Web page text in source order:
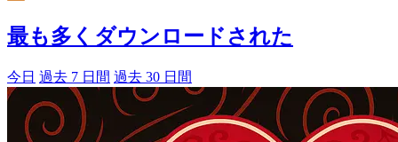
最も多くダウンロードされた
今日 過去 7 日間 過去 30 日間